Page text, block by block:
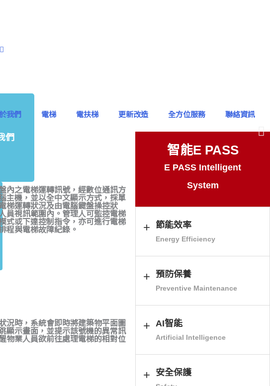
們
我們 電梯 電扶梯 更新改造 全方位服務 聯絡資訊
內之電梯運轉訊號，經數位通訊方
主機，並以全中文顯示方式，採單
梯運轉狀況及由電腦鍵盤操控狀
員視訊範圍內。管理人可監控電梯
式或下達控制指令，亦可進行電梯
程與電梯故障紀錄。
況時，系統會即時將建築物平面圖
顯示畫面，並提示該號機的異常訊
物業人員欲前往處理電梯的相對位
智能E PASS
E PASS Intelligent
System
節能效率
Energy Efficiency
預防保養
Preventive Maintenance
AI智能
Artificial Intelligence
安全保護